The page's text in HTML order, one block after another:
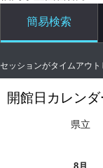
簡易検索
セッションがタイムアウト
開館日カレンダ
県立